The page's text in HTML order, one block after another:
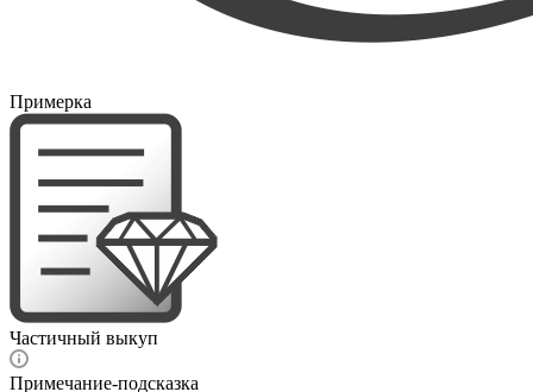
Примерка
Частичный выкуп
Примечание-подсказка